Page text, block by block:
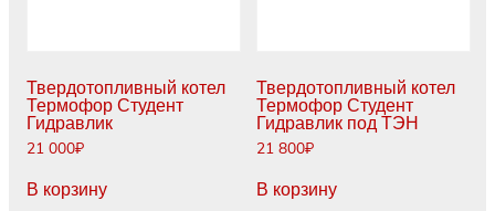
Твердотопливный котел
Термофор Студент
Гидравлик
21 000₽
В корзину
Твердотопливный котел
Термофор Студент
Гидравлик под ТЭН
21 800₽
В корзину